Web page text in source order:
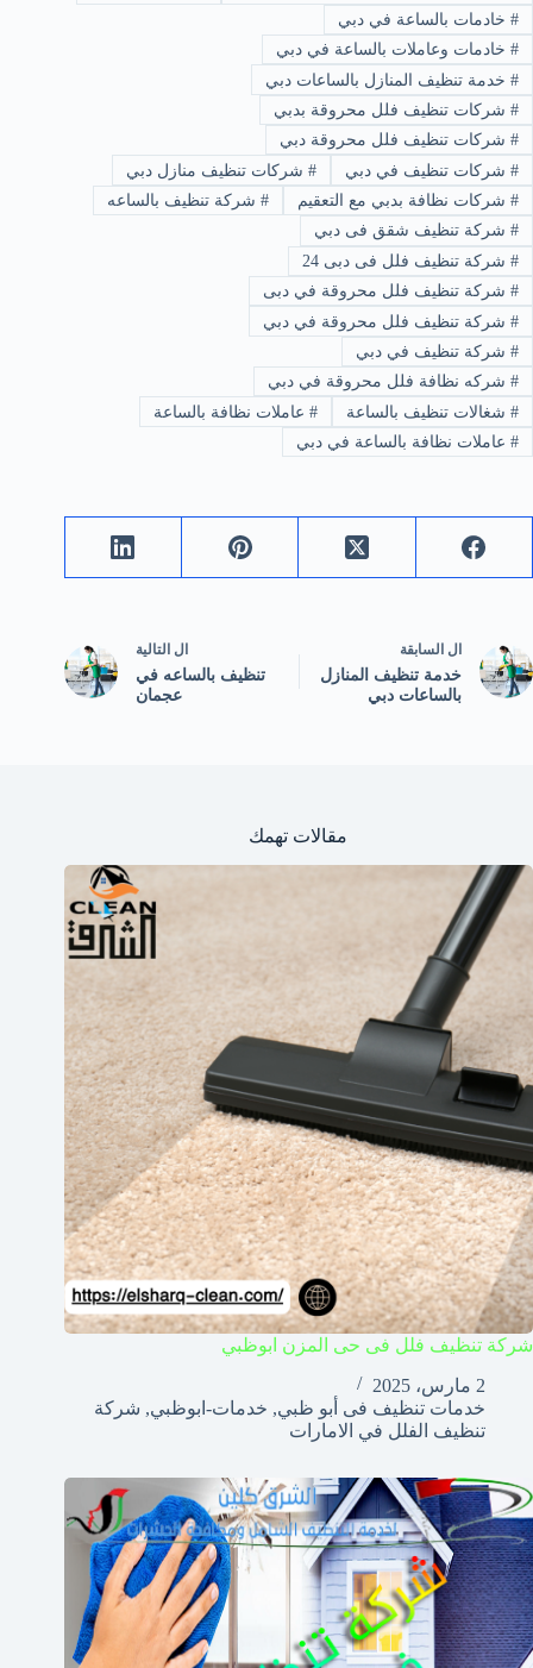
#خادمات بالساعة في دبي
#خادمات وعاملات بالساعة في دبي
#خدمة تنظيف المنازل بالساعات دبي
#شركات تنظيف فلل محروقة بدبي
#شركات تنظيف فلل محروقة دبي
#شركات تنظيف في دبي #شركات تنظيف منازل دبي
#شركات نظافة بدبي مع التعقيم #شركة تنظيف بالساعه
#شركة تنظيف شقق فى دبي
#شركة تنظيف فلل فى دبى 24
#شركة تنظيف فلل محروقة في دبى
#شركة تنظيف فلل محروقة في دبي
#شركة تنظيف في دبي
#شركه نظافة فلل محروقة في دبي
#شغالات تنظيف بالساعة #عاملات نظافة بالساعة
#عاملات نظافة بالساعة في دبي
ال السابقة
خدمة تنظيف المنازل
بالساعات دبي
ال التالية
تنظيف بالساعه في
عجمان
مقالات تهمك
شركة تنظيف فلل فى حى المزن ابوظبي
2 مارس، 2025
خدمات تنظيف فى أبو ظبي, خدمات-ابوظبي, شركة
تنظيف الفلل في الامارات